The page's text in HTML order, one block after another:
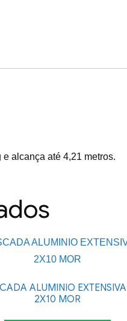
alcança até 4,21 metros.
ALUMINIO EXTENSIVA
2X10 MOR